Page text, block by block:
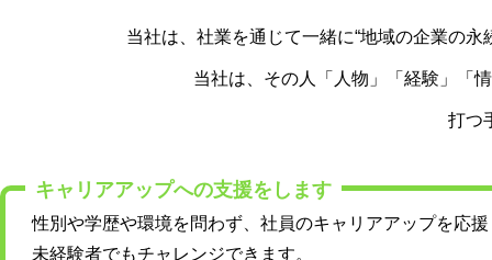
当社は、社業を通じて一緒に“地域の企業の
当社は、その人「人物」「経験」「
打つ
キャリアアップへの支援をします
性別や学歴や環境を問わず、社員のキャリアアップを応
未経験者でもチャレンジできます。